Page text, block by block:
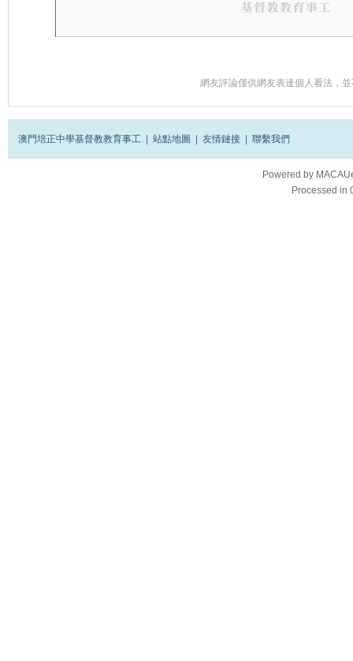
網友評論僅供網友表達個人看法，
澳門培正中學基督教教育事工 站點地圖 友情鏈接 聯繫我們
Powered by
Processed in